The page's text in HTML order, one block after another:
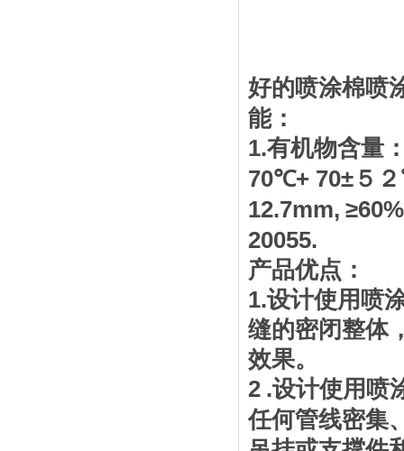
好的喷涂棉喷
能：
1.有机物含量
70℃+ 70± ５２
12.7mm, ≥60%
20055.
产品优点：
1.设计使用喷
缝的密闭整体
效果。
2 .设计使用喷
任何管线密集